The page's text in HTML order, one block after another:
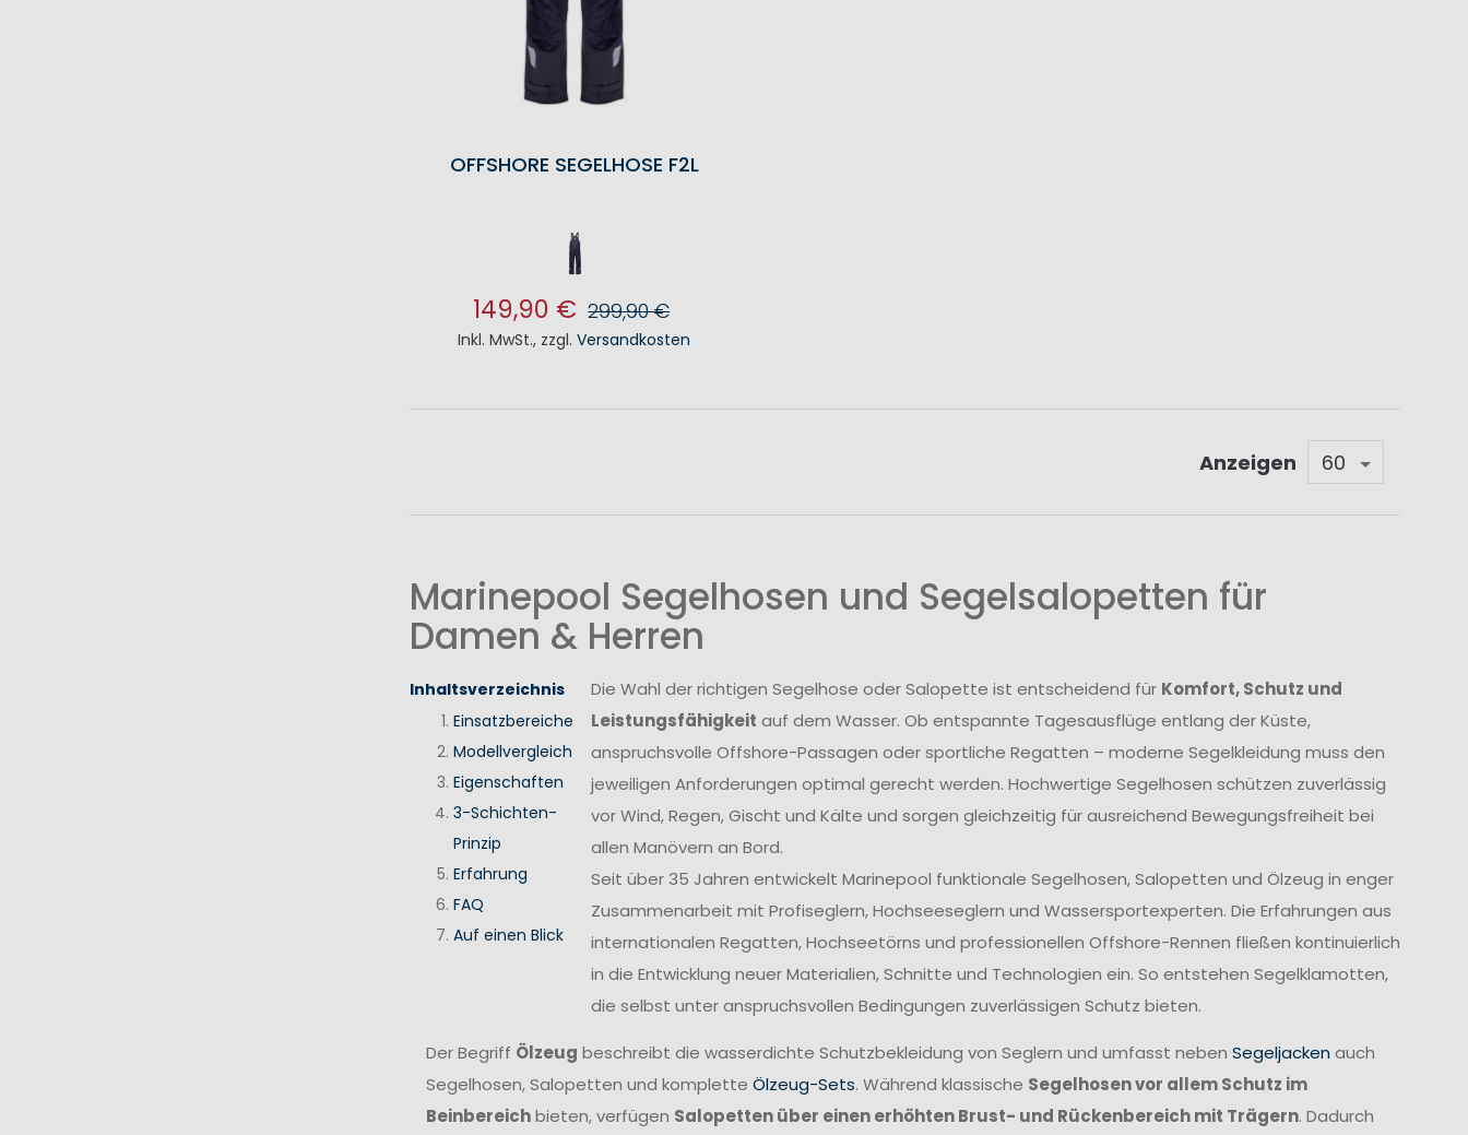
OFFSHORE SEGELHOSE F2L
149,90 € 299,90 €
Inkl. MwSt., zzgl.Versandkosten
Anzeigen
Marinepool Segelhosen und Segelsalopetten für
Damen & Herren
Inhaltsverzeichnis
Einsatzbereiche
Modellvergleich
Eigenschaften
3-Schichten-
Prinzip
Erfahrung
FAQ
Auf einen Blick
Die Wahl der richtigen Segelhose oder Salopette ist entscheidend für Komfort, Schutz und
Leistungsfähigkeit auf dem Wasser. Ob entspannte Tagesausflüge entlang der Küste,
anspruchsvolle Offshore-Passagen oder sportliche Regatten – moderne Segelkleidung muss den
jeweiligen Anforderungen optimal gerecht werden. Hochwertige Segelhosen schützen zuverlässig
vor Wind, Regen, Gischt und Kälte und sorgen gleichzeitig für ausreichend Bewegungsfreiheit bei
allen Manövern an Bord.
Seit über 35 Jahren entwickelt Marinepool funktionale Segelhosen, Salopetten und Ölzeug in enger
Zusammenarbeit mit Profiseglern, Hochseeseglern und Wassersportexperten. Die Erfahrungen aus
internationalen Regatten, Hochseetörns und professionellen Offshore-Rennen fließen kontinuierlich
in die Entwicklung neuer Materialien, Schnitte und Technologien ein. So entstehen Segelklamotten,
die selbst unter anspruchsvollen Bedingungen zuverlässigen Schutz bieten.
Der Begriff Ölzeug beschreibt die wasserdichte Schutzbekleidung von Seglern und umfasst neben Segeljacken auch
Segelhosen, Salopetten und komplette Ölzeug-Sets. Während klassische Segelhosen vor allem Schutz im
Beinbereichbieten, verfügen Salopetten über einen erhöhten Brust- und Rückenbereich mit Trägern. Dadurch